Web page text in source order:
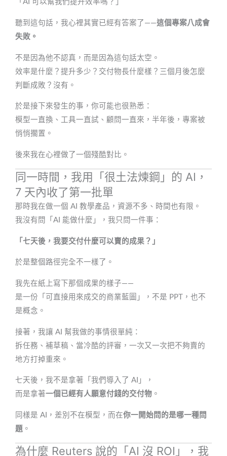
「AI 可以幫我們提升效率嗎？」
聽到這句話，我心裡其實已經有答案了——這個專案八成會
失敗。
不是因為他不認真，而是因為這句話太空。
效率是什麼？提升多少？交付物長什麼樣？三個月後怎麼
判斷成敗？沒有。
於是接下來發生的事，你可能也很熟悉：
模型一直換、工具一直試、顧問一直來，半年後，專案被
悄悄擱置。
後來我在心裡做了一個殘酷對比。
同一時間，我用「很土法煉鋼」的 AI，
7 天內收了第一批單
那時我在做一個 AI 教學產品，資源不多、時間也有限。
我沒有問「AI 能做什麼」，我只問一件事：
「七天後，我要交付什麼可以賣的成果？」
於是整個路徑完全不一樣了。
我先在紙上寫下那個成果的樣子——
是一份「可直接用來成交的商業藍圖」，不是 PPT，也不
是概念。
接著，我讓 AI 幫我做的事情很單純：
拆任務、補草稿、當冷酷的評審，一次又一次把不夠賣的
地方打掉重來。
七天後，我不是拿著「我們導入了 AI」，
而是拿著一個已經有人願意付錢的交付物 。
同樣是 AI，差別不在模型，而在你一開始問的是哪一種問
題 。
為什麼 Reuters 說的「AI 沒 ROI」，我